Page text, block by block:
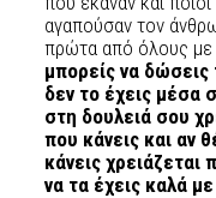
αγαπούσαν τον
πρώτα από όλους με
μπορείς να δώσεις
δεν το έχεις μέσα
στη δουλειά σου
που κάνεις και αν
κάνεις
να τα έχεις καλά